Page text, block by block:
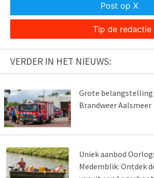
Post op X
Tip de redactie
VERDER IN HET NIEUWS:
Grote belangstelling
Brandweer Aalsmeer
Uniek aanbod
Medemblik: Ontdek